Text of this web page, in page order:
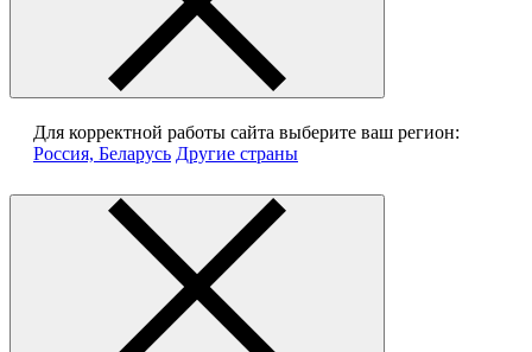
Для корректной работы сайта выберите ваш регион:
Россия, Беларусь Другие страны